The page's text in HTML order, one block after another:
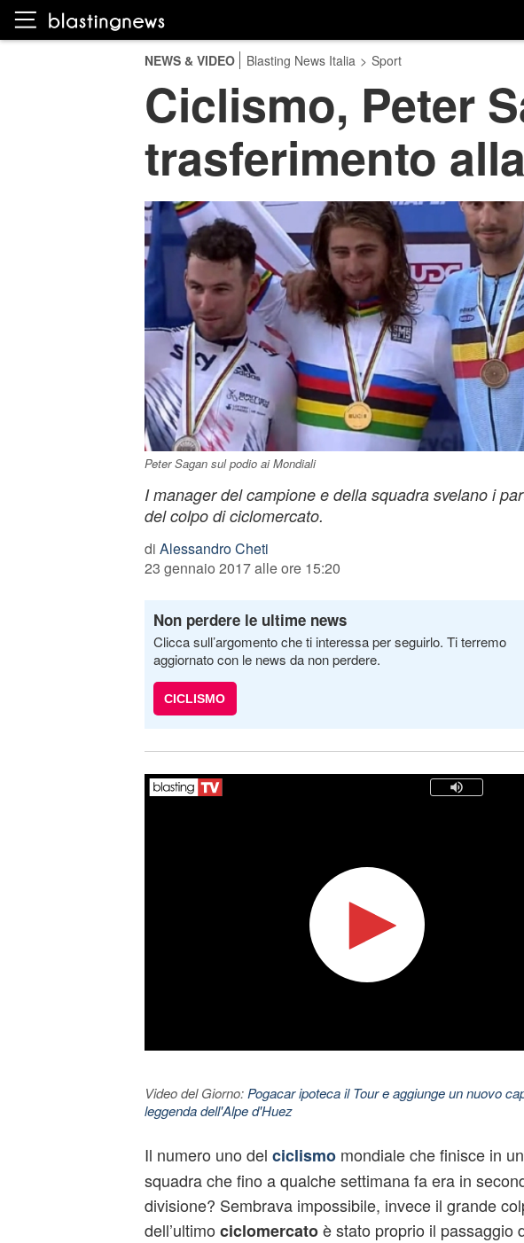
NEWS & VIDEO Blasting News Italia > Sport
Ciclismo, Peter
trasferimento
Peter Sagan sul podio ai Mondiali
I manager del campione e della squadra svelano i
del colpo di ciclomercato.
di Alessandro Cheti
23 gennaio 2017 alle ore 15:20
Non perdere le ultime news
Clicca sull’argomento che ti interessa per seguirlo. Ti terremo
aggiornato con le news da non perdere.
CICLISMO
Video del Giorno: Pogacar ipoteca il Tour e aggiunge un nuovo
leggenda dell'Alpe d'Huez
Il numero uno del ciclismomondiale che finisce in
squadra che fino a qualche settimana fa era in
divisione? Sembrava impossibile, invece il grande
dell’ultimo ciclomercatoè stato proprio il passaggio